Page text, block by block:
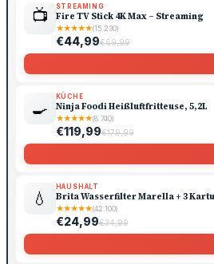
📺 STREAMING
Fire TV Stick 4K Max – Streaming
★★★★★(15.230)
€44,99€69,99
🍳
KÜCHE
Ninja Foodi Heißluftfritteuse, 5,2L
★★★★★(8.740)
€119,99€179,99
💧
HAUSHALT
Brita Wasserfilter Marella + 3
★★★★★(42.100)
€24,99€34,99